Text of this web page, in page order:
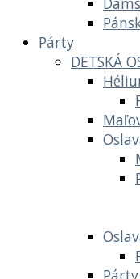
Párty
DETSKÁ